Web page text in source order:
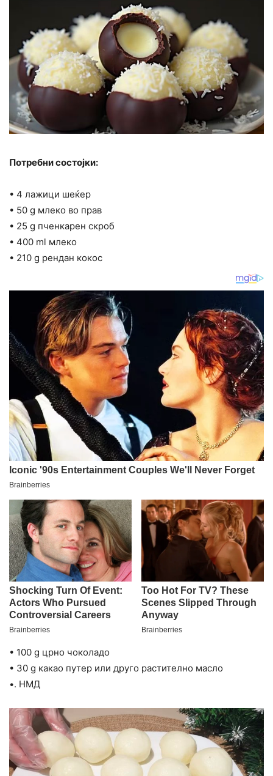
Потребни состојки:
• 4 лажици шеќер
• 50 g млеко во прав
• 25 g пченкарен скроб
• 400 ml млеко
• 210 g рендан кокос
• 100 g црно чоколадо
• 30 g какао путер или друго растително масло
•. НМД